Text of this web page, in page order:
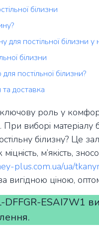
білизни
для постільної білизни у
білизни
постільної білизни?
доставка
ключову роль у
виборі матеріалу
білизну? Це
м’якість,
plus.com.ua/ua/
вигідною ціною,
ESAI7W1